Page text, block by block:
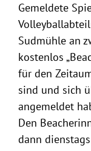
Gemeldete
Sudmühle an
kostenlos
für den
sind und sich
angemeldet
Den
dann